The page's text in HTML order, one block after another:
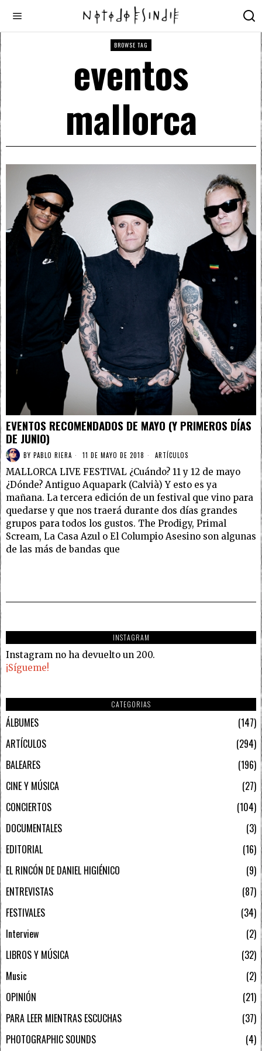
BROWSE TAG
eventos
mallorca
EVENTOS RECOMENDADOS DE MAYO (Y PRIMEROS DÍAS
DE JUNIO)
BY PABLO RIERA 11 DE MAYO DE 2018 ARTÍCULOS
MALLORCA LIVE FESTIVAL ¿Cuándo? 11 y 12 de mayo
¿Dónde? Antiguo Aquapark (Calvià) Y esto es ya
mañana. La tercera edición de un festival que vino para
quedarse y que nos traerá durante dos días grandes
grupos para todos los gustos. The Prodigy, Primal
Scream, La Casa Azul o El Columpio Asesino son algunas
de las más de bandas que
INSTAGRAM
Instagram no ha devuelto un 200.
¡Sígueme!
CATEGORIAS
ÁLBUMES
147
ARTÍCULOS
294
BALEARES
196
CINE Y MÚSICA
27
CONCIERTOS
104
DOCUMENTALES
3
EDITORIAL
16
EL RINCÓN DE DANIEL HIGIÉNICO
9
ENTREVISTAS
87
FESTIVALES
34
Interview
2
LIBROS Y MÚSICA
32
Music
2
OPINIÓN
21
PARA LEER MIENTRAS ESCUCHAS
37
PHOTOGRAPHIC SOUNDS
4